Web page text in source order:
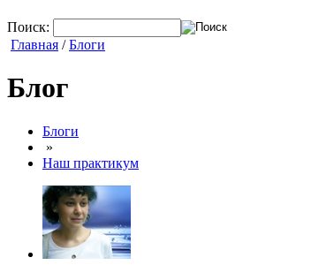
Поиск:
Главная /Блоги
Блог
Блоги
»
Наш практикум